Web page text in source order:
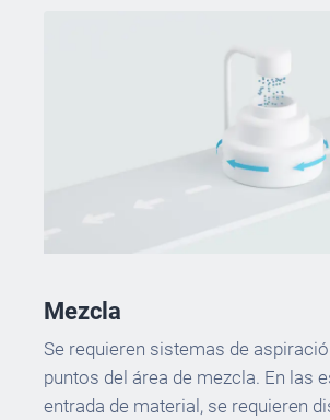
Mezcla
Se requieren sistemas de
puntos del área de mezcla. En las
entrada de material, se requieren